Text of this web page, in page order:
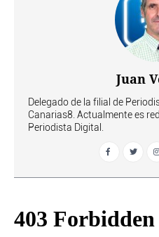
Juan
Delegado de la filial de
Canarias8. Actualmente es
Periodista Digital.